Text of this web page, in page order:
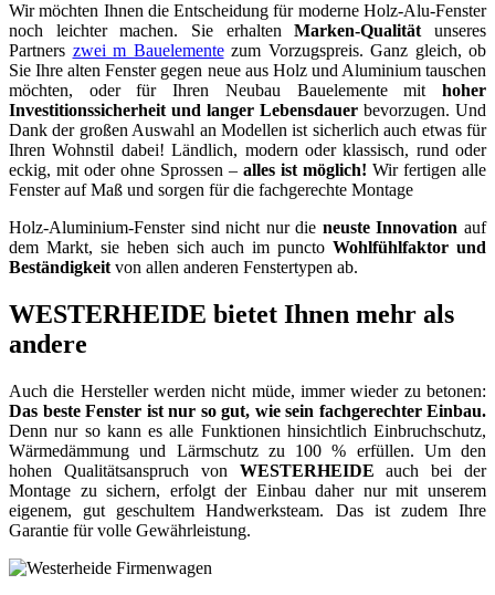
Wir möchten Ihnen die Entscheidung für moderne Holz-Alu-Fenster
noch leichter machen. Sie erhaltenMarken-Qualität unseres
Partners zwei m Bauelementezum Vorzugspreis. Ganz gleich, ob
Sie Ihre alten Fenster gegen neue aus Holz und Aluminium tauschen
möchten, oder für Ihren Neubau Bauelemente mit hoher
Investitionssicherheit und langer Lebensdauer bevorzugen. Und
Dank der großen Auswahl an Modellen ist sicherlich auch etwas für
Ihren Wohnstil dabei! Ländlich, modern oder klassisch, rund oder
eckig, mit oder ohne Sprossen – alles ist möglich! Wir fertigen alle
Fenster auf Maß und sorgen für die fachgerechte Montage
Holz-Aluminium-Fenster sind nicht nur die neuste Innovation auf
dem Markt, sie heben sich auch im punctoWohlfühlfaktor und
Beständigkeit von allen anderen Fenstertypen ab.
WESTERHEIDE bietet Ihnen mehr als
andere
Auch die Hersteller werden nicht müde, immer wieder zu betonen:
Das beste Fenster ist nur so gut, wie sein fachgerechter Einbau.
Denn nur so kann es alle Funktionen hinsichtlich Einbruchschutz,
Wärmedämmung und Lärmschutz zu 100 % erfüllen. Um den
hohen Qualitätsanspruch von WESTERHEIDE auch bei der
Montage zu sichern, erfolgt der Einbau daher nur mit unserem
eigenem, gut geschultem Handwerksteam. Das ist zudem Ihre
Garantie für volle Gewährleistung.